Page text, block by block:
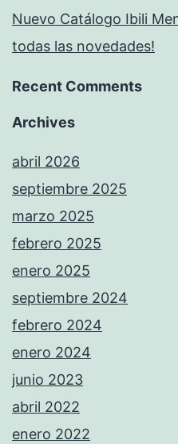
Nuevo Catálogo Ibili
todas las novedades!
Recent Comments
Archives
abril 2026
septiembre 2025
marzo 2025
febrero 2025
enero 2025
septiembre 2024
febrero 2024
enero 2024
junio 2023
abril 2022
enero 2022